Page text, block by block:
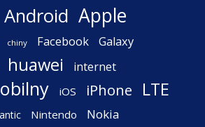
Android Apple
chiny Facebook Galaxy
huawei internet
iOS iPhone LTE
Nintendo Nokia